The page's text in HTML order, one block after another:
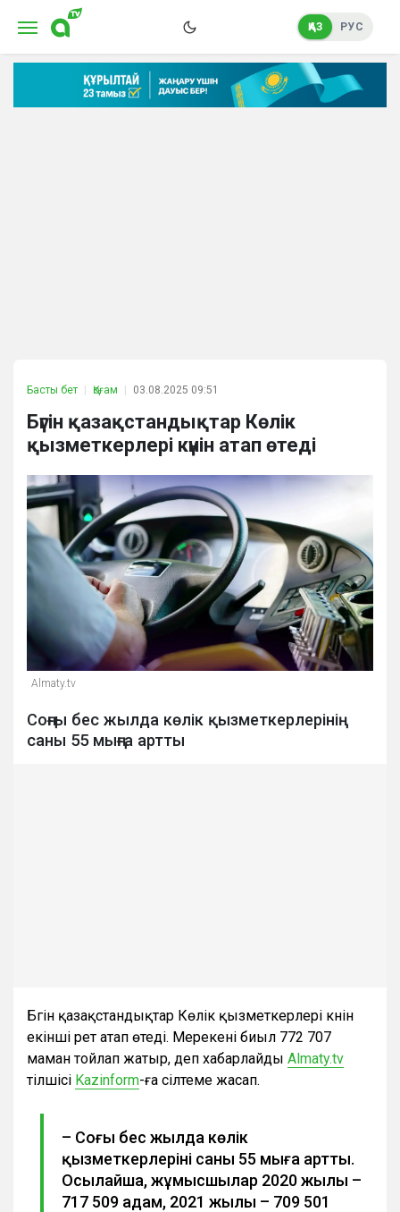
ҚАЗ РУС
Басты бет Қоғам 03.08.2025 09:51
Бүгін қазақстандықтар Көлік
қызметкерлері күнін атап өтеді
Аlmaty.tv
Соңғы бес жылда көлік қызметкерлерінің
саны 55 мыңға артты
Бүгін қазақстандықтар Көлік қызметкерлері күнін
екінші рет атап өтеді. Мерекені биыл 772 707
маман тойлап жатыр, деп хабарлайды Аlmaty.tv
тілшісі Kazinform-ға сілтеме жасап.
– Соңғы бес жылда көлік
қызметкерлерінің саны 55 мыңға артты.
Осылайша, жұмысшылар 2020 жылы –
717 509 адам, 2021 жылы – 709 501